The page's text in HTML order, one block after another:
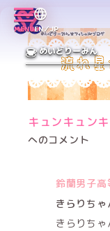
MENUEN／JP
めいどりーみん
キュンキュン
へのコメント
鈴蘭男子高
きらりち
きらりち